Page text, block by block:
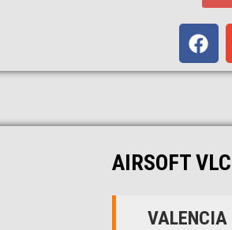
AIRSOFT VLC
VALENCIA